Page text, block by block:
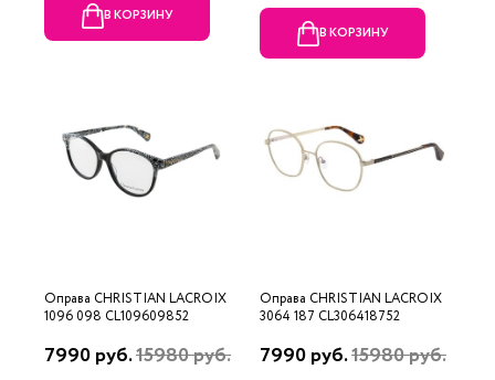
В КОРЗИНУ
В КОРЗИНУ
Оправа CHRISTIAN LACROIX
1096 098 CL109609852
7990 руб.15980 руб.
Оправа CHRISTIAN LACROIX
3064 187 CL306418752
7990 руб.15980 руб.